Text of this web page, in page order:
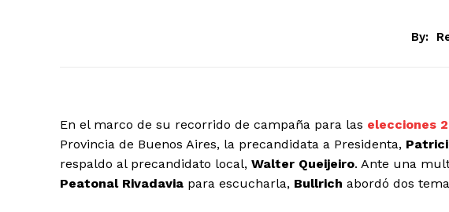
By:
En el marco de su recorrido de campaña para las elecciones
Provincia de Buenos Aires, la precandidata a Presidenta,
respaldo al precandidato local, Walter Queijeiro. Ante una
Peatonal Rivadavia para escucharla, Bullrich abordó dos